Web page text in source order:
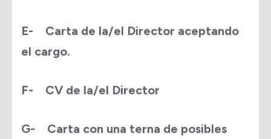
E- Carta de la/el Director aceptando
el cargo.
F- CV de la/el Director
G- Carta con una terna de posibles